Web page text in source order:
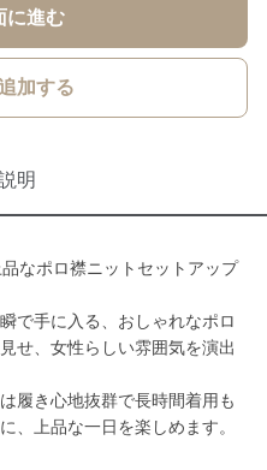
に進む
加する
明
なポロ襟ニットセットアップ
で手に入る、おしゃれなポロ
せ、女性らしい雰囲気を演出
履き心地抜群で長時間着用も
、上品な一日を楽しめます。